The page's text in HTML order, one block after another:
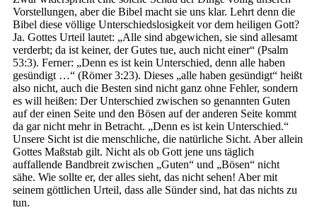
Vorstellungen, aber die Bibel macht sie uns klar. Lehrt denn die
Bibel diese völlige Unterschiedslosigkeit vor dem heiligen Gott?
Ja. Gottes Urteil lautet: „Alle sind abgewichen, sie sind allesamt
verderbt; da ist keiner, der Gutes tue, auch nicht einer“ (Psalm
53:3). Ferner: „Denn es ist kein Unterschied, denn alle haben
gesündigt …“ (Römer 3:23). Dieses „alle haben gesündigt“ heißt
also nicht, auch die Besten sind nicht ganz ohne Fehler, sondern
es will heißen: Der Unterschied zwischen so genannten Guten
auf der einen Seite und den Bösen auf der anderen Seite kommt
da gar nicht mehr in Betracht. „Denn es ist kein Unterschied.“
Unsere Sicht ist die menschliche, die natürliche Sicht. Aber allein
Gottes Maßstab gilt. Nicht als ob Gott jene uns täglich
auffallende Bandbreit zwischen „Guten“ und „Bösen“ nicht
sähe. Wie sollte er, der alles sieht, das nicht sehen! Aber mit
seinem göttlichen Urteil, dass alle Sünder sind, hat das nichts zu
tun.